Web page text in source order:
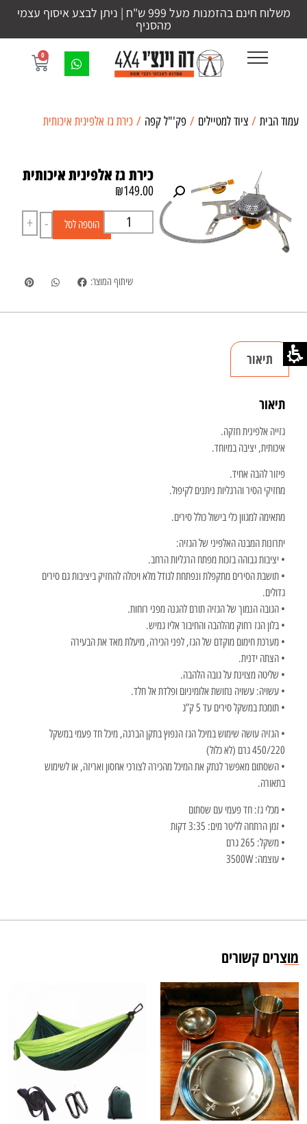
משלוח חינם בהזמנות מעל 999 ש"ח | ניתן לבצע איסוף עצמי
מהסניף
0
עמוד הבית / ציוד למטיילים / פק'"ל קפה / כירת גז אלפינית איכותית
כירת גז אלפינית איכותית
₪149.00
-
+ הוספה לסל
שיתוף המוצר:
תיאור
תיאור
גזייה אלפינית חזקה.
איכותית, יציבה במיוחד.
פיזור להבה אחיד.
מחזיקי הסיר והרגליות ניתנים לקיפול.
מתאימה למגוון כלי בישול כולל סירים.
יתרונות המבנה האלפיני של הגזיה:
• יציבות גבוהה בזכות מפתח הרגליות הרחב.
• תושבת הסירים מתקפלת ונפתחת לגודל מלא ויכולה להחזיק ביציבות גם סירים
גדולים.
• הגובה הנמוך של הגזיה תורם להגנה מפני רוחות.
• בלון הגז רחוק מהלהבה והחיבור אליו גמיש.
• מערכת חימום מוקדם של הגז, לפני הכירה, מיעלת מאד את הבעירה
• הצתה ידנית.
• שליטה מצוינת על גובה הלהבה.
• עשויה: עשויה נחושת אלומיניום ופלדת אל חלד.
• תומכת במשקל סירים עד 5 ק”ג
• הגזיה עושה שימוש במיכל הגז הנפוץ בתקן הברגה, מיכל חד פעמי במשקל
450/220 גרם (לא כלול)
• השסתום מאפשר לנתק את המיכל מהכירה לצורכי אחסון ואריזה, או לשימוש
בתאורה.
• מכלי גז: חד פעמי עם שסתום
• זמן הרתחה לליטר מים: 3:35 דקות
• משקל: 265 גרם
• עוצמה: 3500W
מוצרים קשורים